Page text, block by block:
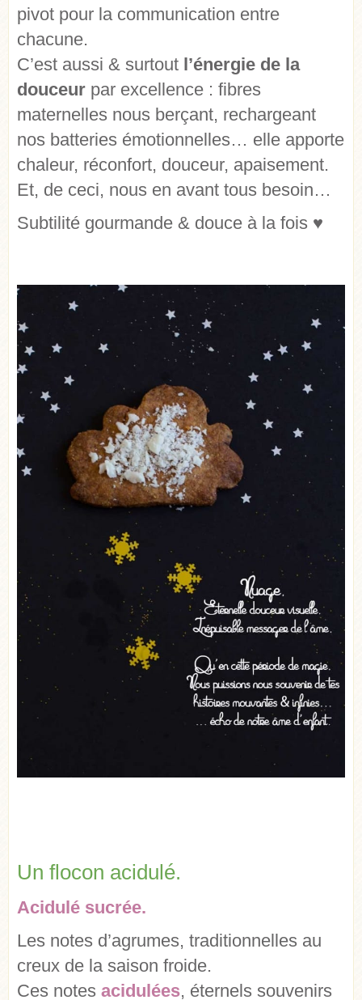
pivot pour la communication entre
chacune.
C’est aussi & surtout l’énergie de la
douceur par excellence : fibres
maternelles nous berçant, rechargeant
nos batteries émotionnelles… elle apporte
chaleur, réconfort, douceur, apaisement.
Et, de ceci, nous en avant tous besoin…
Subtilité gourmande & douce à la fois ♥
Un flocon acidulé.
Acidulé sucrée.
Les notes d’agrumes, traditionnelles au
creux de la saison froide.
Ces notes acidulées, éternels souvenirs